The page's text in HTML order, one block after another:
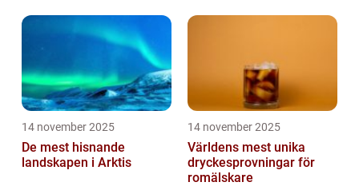
14 november 2025
De mest hisnande
landskapen i Arktis
14 november 2025
Världens mest unika
dryckesprovningar för
romälskare